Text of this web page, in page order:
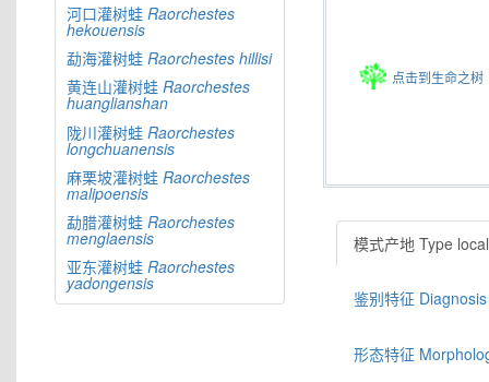
河口灌树蛙 Raorchestes
hekouensis
勐海灌树蛙 Raorchestes hillisi
黄连山灌树蛙 Raorchestes
huanglianshan
陇川灌树蛙 Raorchestes
longchuanensis
麻栗坡灌树蛙 Raorchestes
malipoensis
勐腊灌树蛙 Raorchestes
menglaensis
亚东灌树蛙 Raorchestes
yadongensis
点击到生命之树
模式产地 Type
鉴别特征 Diagnosis
形态特征